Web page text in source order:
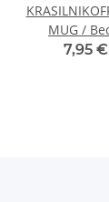
MUG /
7,95 €